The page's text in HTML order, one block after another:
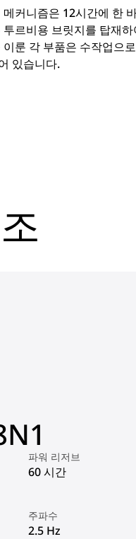
커니즘은 12시간에 한
르비용 브릿지를 탑재
룬 각 부품은 수작업으
있습니다.
파워 리저브
60 시간
주파수
2.5 Hz